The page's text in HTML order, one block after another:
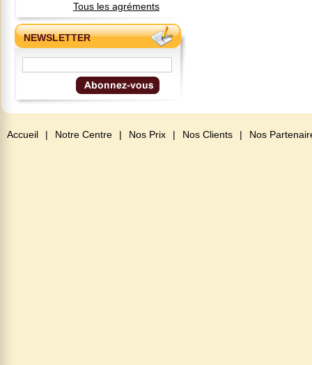
Tous les agréments
NEWSLETTER
Accueil | Notre Centre | Nos Prix | Nos Clients | Nos